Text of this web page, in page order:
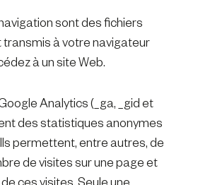
sont des fichiers
à votre navigateur
à un site Web.
Analytics (_ga, _gid et
des statistiques anonymes
permettent, entre autres, de
de visites sur une page et
ces visites. Seule une